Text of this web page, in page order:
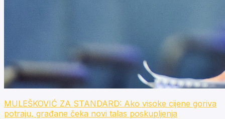
MULEŠKOVIĆ ZA STANDARD: Ako visoke cijene goriva
potraju, građane čeka novi talas poskupljenja